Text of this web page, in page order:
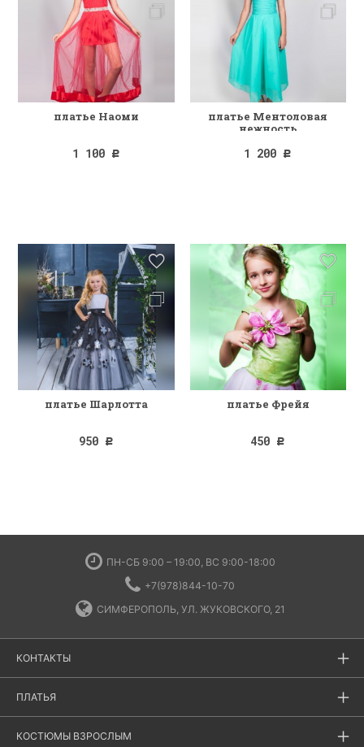
платье Наоми
1 100 Р
платье Ментоловая
нежность
1 200 Р
платье Шарлотта
950 Р
платье Фрейя
450 Р
ПН-СБ 9:00 – 19:00, ВС 9:00-18:00
+7(978)844-10-70
СИМФЕРОПОЛЬ, УЛ. ЖУКОВСКОГО, 21
КОНТАКТЫ
ПЛАТЬЯ
КОСТЮМЫ ВЗРОСЛЫМ